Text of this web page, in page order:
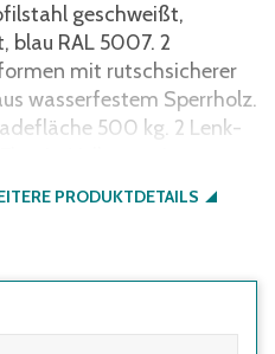
geschweißt,
blau RAL 5007. 2
mit rutschsicherer
wasserfestem Sperrholz.
500 kg. 2 Lenk-
"spurlos", Naben mit
PRODUKTDETAILS